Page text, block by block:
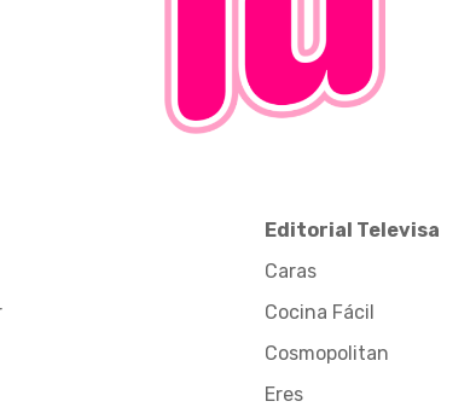
Editorial Televisa
Caras
Cocina Fácil
Cosmopolitan
Eres